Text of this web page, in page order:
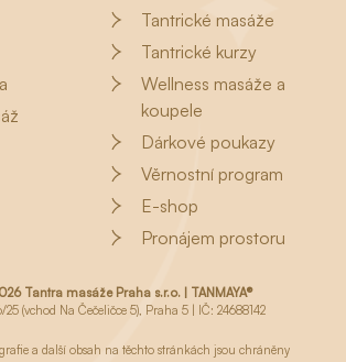
Tantrické masáže
Tantrické kurzy
Wellness masáže a
koupele
Dárkové poukazy
Věrnostní program
E-shop
Pronájem prostoru
Tantra masáže Praha s.r.o. | TANMAYA®
25 (vchod Na Čečeličce 5), Praha 5 | IČ: 24688142
a další obsah na těchto stránkách jsou chráněny